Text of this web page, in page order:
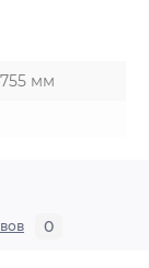
мм
0